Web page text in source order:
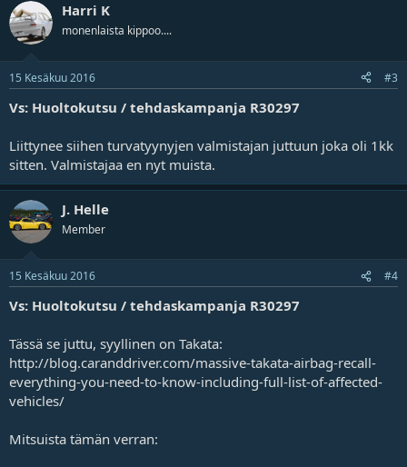
Harri K
monenlaista kippoo....
15 Kesäkuu 2016 #3
Vs: Huoltokutsu / tehdaskampanja R30297
Liittynee siihen turvatyynyjen valmistajan juttuun joka oli 1kk
sitten. Valmistajaa en nyt muista.
J. Helle
Member
15 Kesäkuu 2016 #4
Vs: Huoltokutsu / tehdaskampanja R30297
Tässä se juttu, syyllinen on Takata:
http://blog.caranddriver.com/massive-takata-airbag-recall-
everything-you-need-to-know-including-full-list-of-affected-
vehicles/
Mitsuista tämän verran: